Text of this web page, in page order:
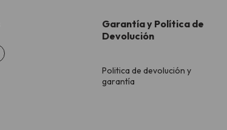
Garantía y Política de
Devolución
Politica de devolución y
garantía